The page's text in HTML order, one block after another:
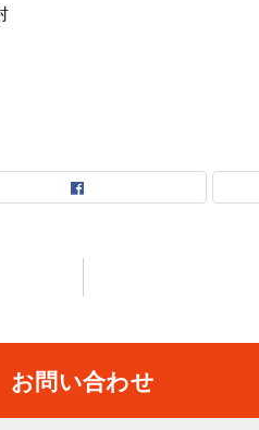
お問い合わせ